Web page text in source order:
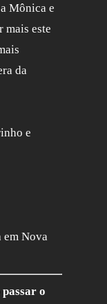
Mônica e
mais este
da
e
em Nova
o